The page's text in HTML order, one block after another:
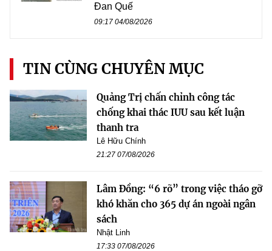
Đan Quế
09:17 04/08/2026
TIN CÙNG CHUYÊN MỤC
Quảng Trị chấn chỉnh công tác
chống khai thác IUU sau kết luận
thanh tra
Lê Hữu Chính
21:27 07/08/2026
Lâm Đồng: “6 rõ” trong việc tháo gỡ
khó khăn cho 365 dự án ngoài ngân
sách
Nhật Linh
17:33 07/08/2026